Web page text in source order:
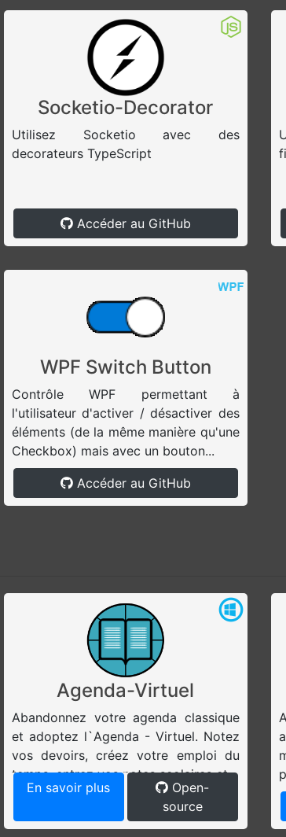
Socketio-Decorator
Utilisez Socketio avec des
decorateurs TypeScript
Accéder au GitHub
WPF Switch Button
Contrôle WPF permettant à
l'utilisateur d'activer / désactiver des
éléments (de la même manière qu'une
Checkbox) mais avec un bouton...
Accéder au GitHub
Agenda-Virtuel
Abandonnez votre agenda classique
et adoptez l`Agenda - Virtuel. Notez
vos devoirs, créez votre emploi du
temps, entrez vos notes scolaires et...
En savoir plus
Open-
source